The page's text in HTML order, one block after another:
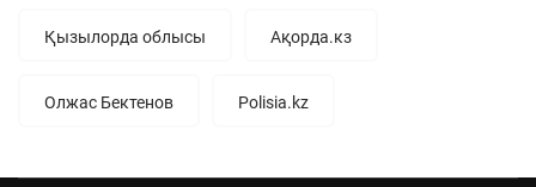
Қызылорда облысы Ақорда.кз
Олжас Бектенов Polisia.kz